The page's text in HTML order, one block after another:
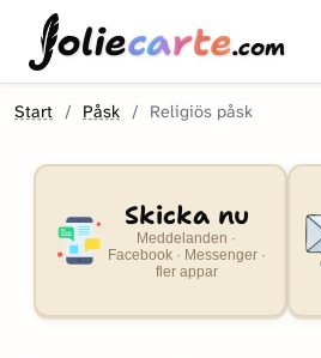
oliecarte.com
Start Påsk Religiös påsk
Skicka nu
Meddelanden ·
Facebook · Messenger ·
fler appar